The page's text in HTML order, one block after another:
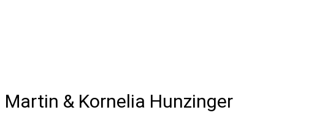
Martin & Kornelia Hunzinger